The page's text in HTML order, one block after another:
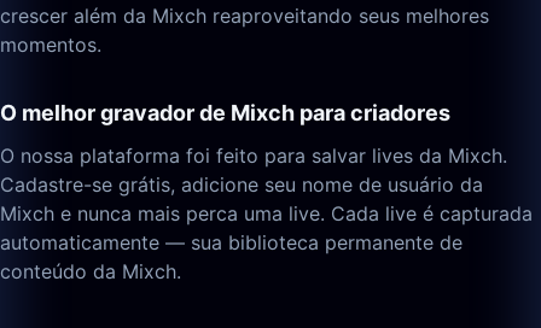
crescer além da Mixch reaproveitando seus melhores
momentos.
O melhor gravador de Mixch para criadores
O nossa plataforma foi feito para salvar lives da Mixch.
Cadastre-se grátis, adicione seu nome de usuário da
Mixch e nunca mais perca uma live. Cada live é capturada
automaticamente — sua biblioteca permanente de
conteúdo da Mixch.